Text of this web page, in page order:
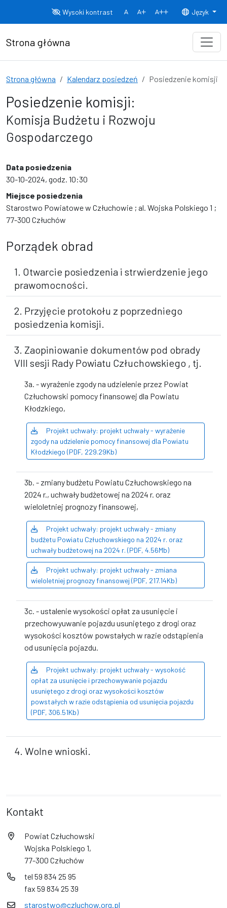
Wysoki kontrast
Normalny rozmiar czcionki
Rozmiar czcionki 150% Rozmiar
Język
Strona główna
Strona główna Kalendarz posiedzeń Posiedzenie komisji
Posiedzenie komisji:
Komisja Budżetu i Rozwoju
Gospodarczego
Data posiedzenia
30-10-2024, godz. 10:30
Miejsce posiedzenia
Starostwo Powiatowe w Człuchowie ; al. Wojska Polskiego 1 ;
77-300 Człuchów
Porządek obrad
1. Otwarcie posiedzenia i strwierdzenie jego
prawomocności.
2. Przyjęcie protokołu z poprzedniego
posiedzenia komisji.
3. Zaopiniowanie dokumentów pod obrady
VIII sesji Rady Powiatu Człuchowskiego , tj.
3a. - wyrażenie zgody na udzielenie przez Powiat
Człuchowski pomocy finansowej dla Powiatu
Kłodzkiego,
Projekt uchwały: projekt uchwały - wyrażenie
zgody na udzielenie pomocy finansowej dla Powiatu
Kłodzkiego (PDF, 229.29Kb)
3b. - zmiany budżetu Powiatu Człuchowskiego na
2024 r., uchwały budżetowej na 2024 r. oraz
wieloletniej prognozy finansowej,
Projekt uchwały: projekt uchwały - zmiany
budżetu Powiatu Człuchowskiego na 2024 r. oraz
uchwały budżetowej na 2024 r. (PDF, 4.56Mb)
Projekt uchwały: projekt uchwały - zmiana
wieloletniej prognozy finansowej (PDF, 217.14Kb)
3c. - ustalenie wysokości opłat za usunięcie i
przechowyuwanie pojazdu usuniętego z drogi oraz
wysokości kosztów powstałych w razie odstąpienia
od usunięcia pojazdu.
Projekt uchwały: projekt uchwały - wysokość
opłat za usunięcie i przechowywanie pojazdu
usuniętego z drogi oraz wysokości kosztów
powstałych w razie odstąpienia od usunięcia pojazdu
(PDF, 306.51Kb)
4. Wolne wnioski.
Kontakt
Powiat Człuchowski
Wojska Polskiego 1,
77-300 Człuchów
tel 59 834 25 95
fax 59 834 25 39
starostwo@czluchow.org.pl